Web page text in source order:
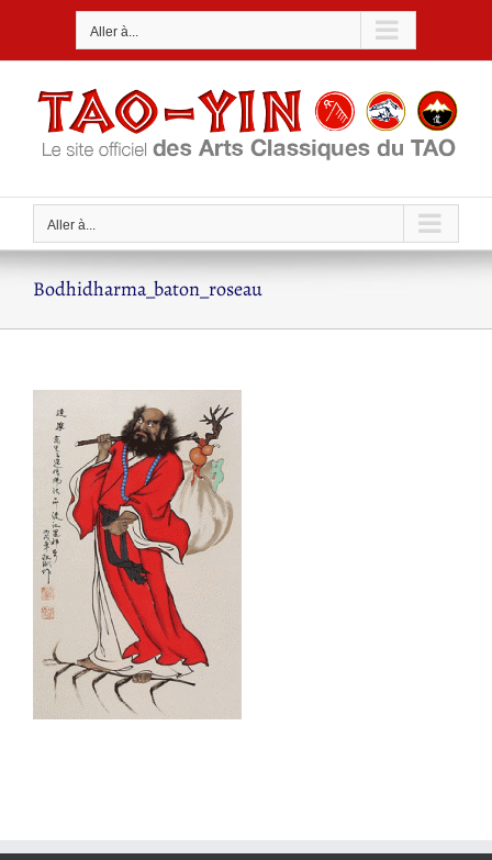
Aller à...
Aller à...
Bodhidharma_baton_roseau